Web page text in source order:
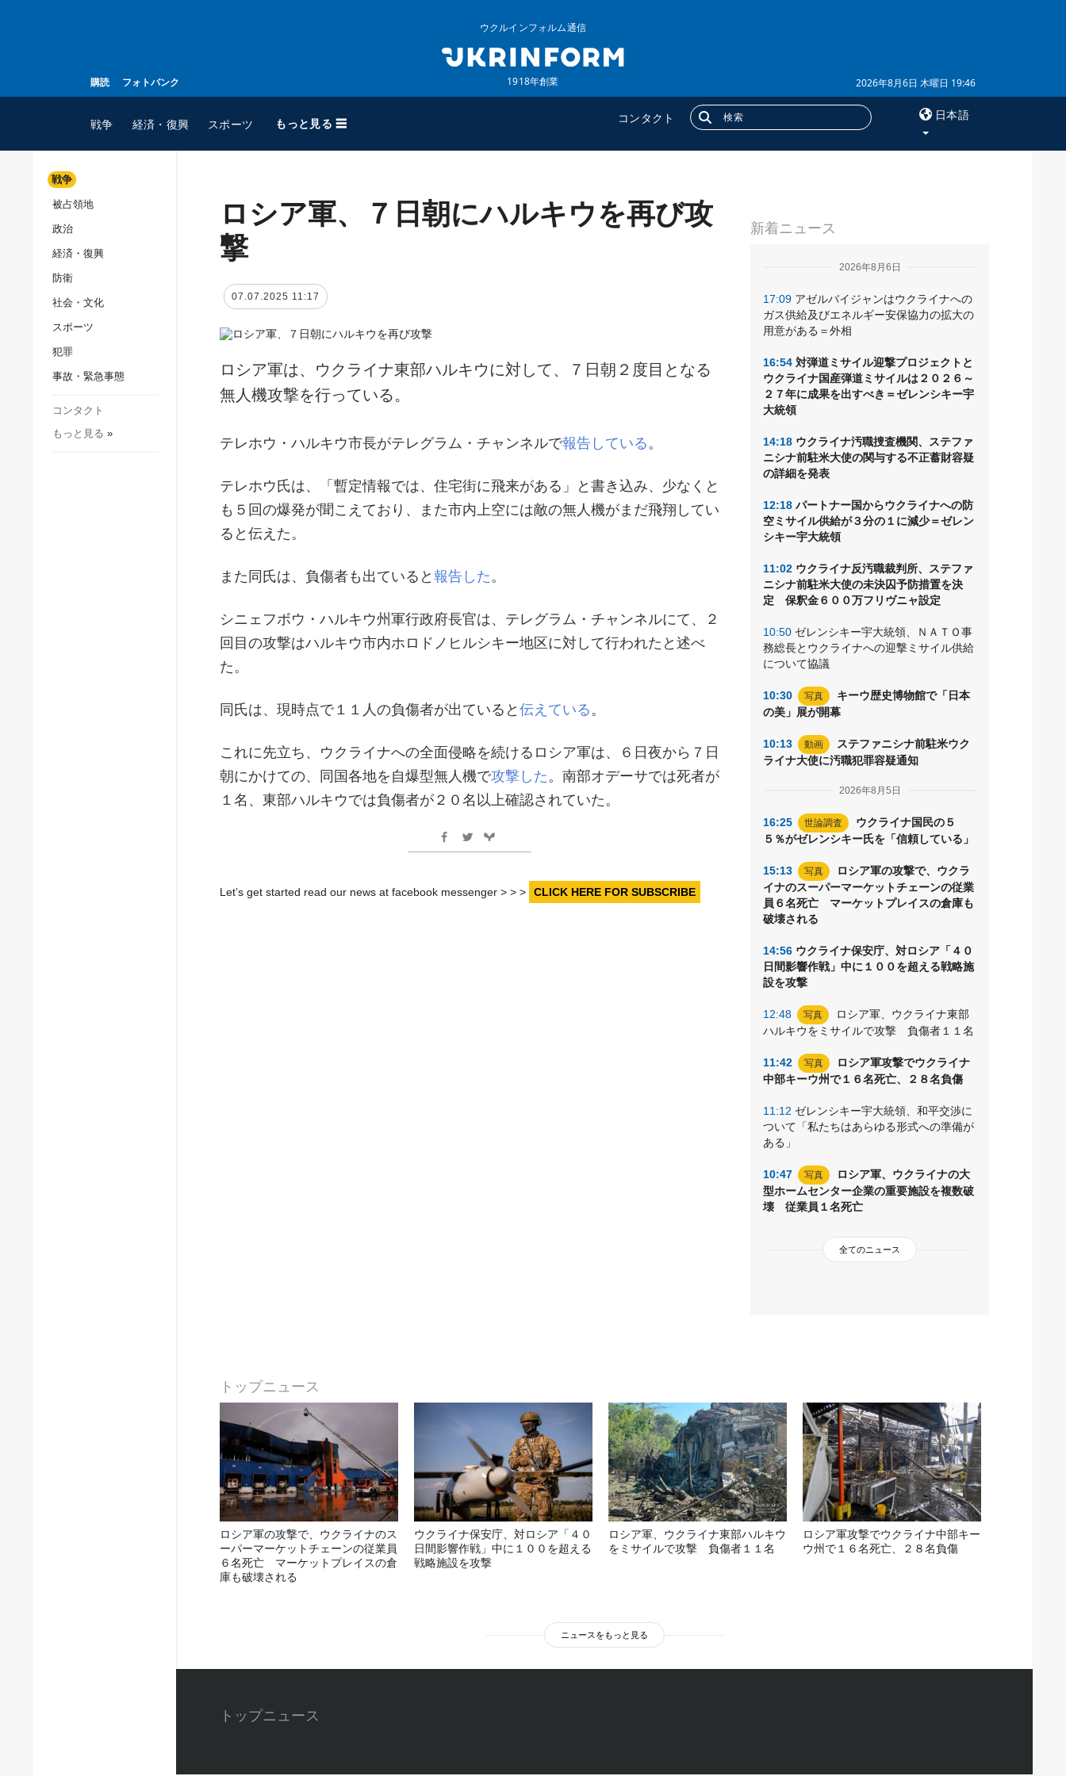
購読 フォトバンク
ウクルインフォルム通信
1918年創業 2026年8月6日 木曜日 19:46
戦争 経済・復興 スポーツ もっと見る ☰ コンタクト 日本語
スポーツ
ウクルインフォルム
ウクルインフォルムについ
追加
特集
購読
戦争
被占領地
政治
経済・復興
防衛
社会・文化
スポーツ
犯罪
事故・緊急事態
コンタクト
もっと見る »
新着ニュース
2026年8月6日
17:09 アゼルバイジャンはウクライナへの
ガス供給及びエネルギー安保協力の拡大の
用意がある＝外相
16:54 対弾道ミサイル迎撃プロジェクトと
ウクライナ国産弾道ミサイルは２０２６～
２７年に成果を出すべき＝ゼレンシキー宇
大統領
14:18 ウクライナ汚職捜査機関、ステファ
ニシナ前駐米大使の関与する不正蓄財容疑
の詳細を発表
12:18 パートナー国からウクライナへの防
空ミサイル供給が３分の１に減少＝ゼレン
シキー宇大統領
11:02 ウクライナ反汚職裁判所、ステファ
ニシナ前駐米大使の未決囚予防措置を決
定 保釈金６００万フリヴニャ設定
10:50 ゼレンシキー宇大統領、ＮＡＴＯ事
務総長とウクライナへの迎撃ミサイル供給
について協議
10:30 写真
キーウ歴史博物館で「日本
の美」展が開幕
10:13 動画
ステファニシナ前駐米ウク
ライナ大使に汚職犯罪容疑通知
2026年8月5日
16:25 世論調査
ウクライナ国民の５
５％がゼレンシキー氏を「信頼している」
15:13 写真
ロシア軍の攻撃で、ウクラ
イナのスーパーマーケットチェーンの従業
員６名死亡 マーケットプレイスの倉庫も
破壊される
14:56 ウクライナ保安庁、対ロシア「４０
日間影響作戦」中に１００を超える戦略施
設を攻撃
12:48 写真
ロシア軍、ウクライナ東部
ハルキウをミサイルで攻撃 負傷者１１名
11:42 写真
ロシア軍攻撃でウクライナ
中部キーウ州で１６名死亡、２８名負傷
11:12 ゼレンシキー宇大統領、和平交渉に
ついて「私たちはあらゆる形式への準備が
ある」
10:47 写真
ロシア軍、ウクライナの大
型ホームセンター企業の重要施設を複数破
壊 従業員１名死亡
全てのニュース
ロシア軍、７日朝にハルキウを再び攻
撃
07.07.2025 11:17
ロシア軍は、ウクライナ東部ハルキウに対して、７日朝２度目となる
無人機攻撃を行っている。
テレホウ・ハルキウ市長がテレグラム・チャンネルで報告している 。
テレホウ氏は、「暫定情報では、住宅街に飛来がある」と書き込み、少なくと
も５回の爆発が聞こえており、また市内上空には敵の無人機がまだ飛翔してい
ると伝えた。
また同氏は、負傷者も出ていると 報告した 。
シニェフボウ・ハルキウ州軍行政府長官は、テレグラム・チャンネルにて、２
回目の攻撃はハルキウ市内ホロドノヒルシキー地区に対して行われたと述べ
た。
同氏は、現時点で１１人の負傷者が出ていると 伝えている 。
これに先立ち、ウクライナへの全面侵略を続けるロシア軍は、６日夜から７日
朝にかけての、同国各地を自爆型無人機で攻撃した 。南部オデーサでは死者が
１名、東部ハルキウでは負傷者が２０名以上確認されていた。
Let’s get started read our news at facebook messenger > > > CLICK HERE FOR SUBSCRIBE
トップニュース
ロシア軍の攻撃で、ウクライナのス
ーパーマーケットチェーンの従業員
６名死亡 マーケットプレイスの倉
庫も破壊される
ウクライナ保安庁、対ロシア「４０
日間影響作戦」中に１００を超える
戦略施設を攻撃
ロシア軍、ウクライナ東部ハルキウ
をミサイルで攻撃 負傷者１１名
ロシア軍攻撃でウクライナ中部キー
ウ州で１６名死亡、２８名負傷
ニュースをもっと見る
トップニュース